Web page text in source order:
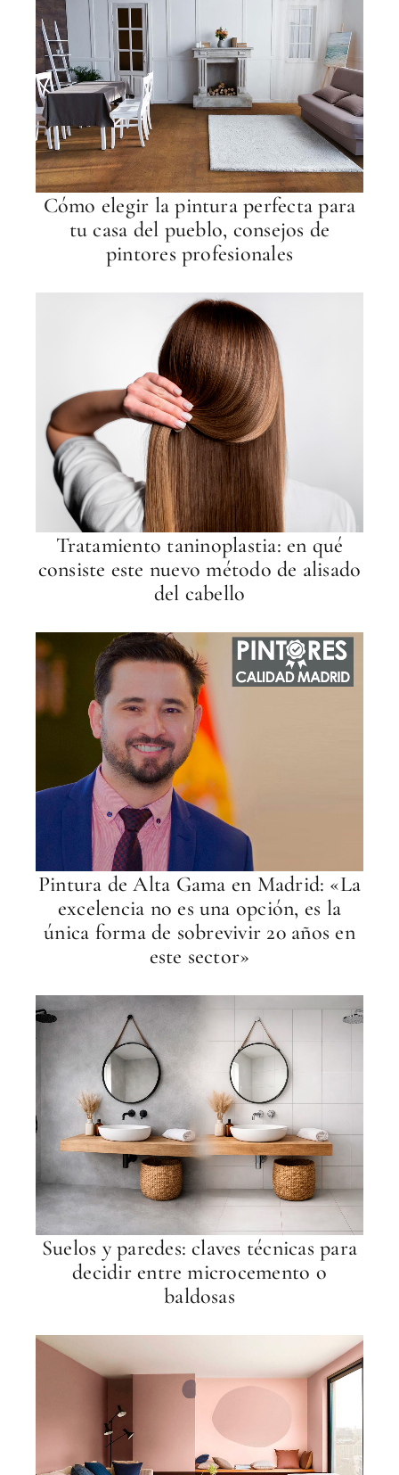
Cómo elegir la pintura perfecta para
tu casa del pueblo, consejos de
pintores profesionales
Tratamiento taninoplastia: en qué
consiste este nuevo método de alisado
del cabello
Pintura de Alta Gama en Madrid: «La
excelencia no es una opción, es la
única forma de sobrevivir 20 años en
este sector»
Suelos y paredes: claves técnicas para
decidir entre microcemento o
baldosas